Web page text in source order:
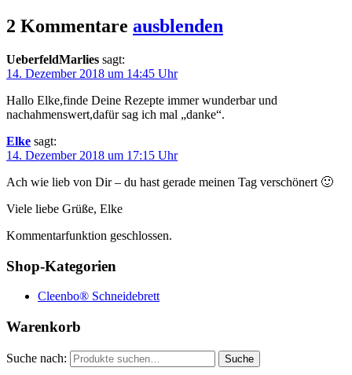
2 Kommentare ausblenden
UeberfeldMarlies sagt:
14. Dezember 2018 um 14:45 Uhr
Hallo Elke,finde Deine Rezepte immer wunderbar und
nachahmenswert,dafür sag ich mal „danke“.
Elke sagt:
14. Dezember 2018 um 17:15 Uhr
Ach wie lieb von Dir – du hast gerade meinen Tag verschönert 🙂
Viele liebe Grüße, Elke
Kommentarfunktion geschlossen.
Shop-Kategorien
Cleenbo® Schneidebrett
Warenkorb
Suche nach: Suche